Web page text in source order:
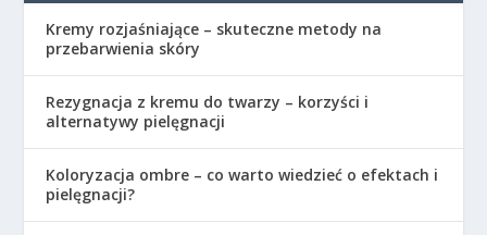
Kremy rozjaśniające – skuteczne metody na
przebarwienia skóry
Rezygnacja z kremu do twarzy – korzyści i
alternatywy pielęgnacji
Koloryzacja ombre – co warto wiedzieć o efektach i
pielęgnacji?